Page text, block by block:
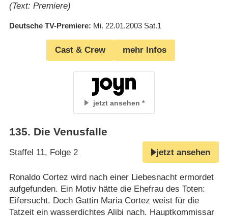
(Text: Premiere)
Deutsche TV-Premiere Mi. 22.01.2003 Sat.1
Cast & Crew mehr Infos
jetzt ansehen
135. Die Venusfalle
Staffel 11, Folge 2 jetzt ansehen
Ronaldo Cortez wird nach einer Liebesnacht ermordet
aufgefunden. Ein Motiv hätte die Ehefrau des Toten:
Eifersucht. Doch Gattin Maria Cortez weist für die
Tatzeit ein wasserdichtes Alibi nach. Hauptkommissar